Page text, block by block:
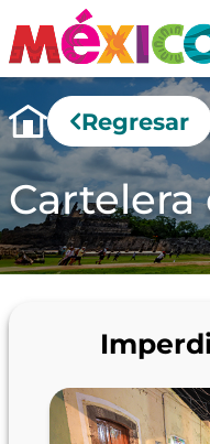
Regresar
Cartelera